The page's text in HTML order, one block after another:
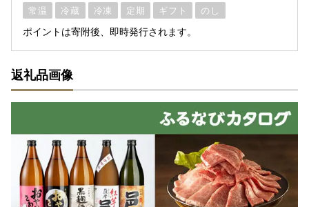
常温 冷蔵 冷凍 定期 ギフト のし
ポイントは寄附後、即時発行されます。
返礼品画像